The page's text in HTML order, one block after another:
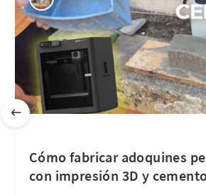
Cómo fabricar adoquines
con impresión 3D y cemento